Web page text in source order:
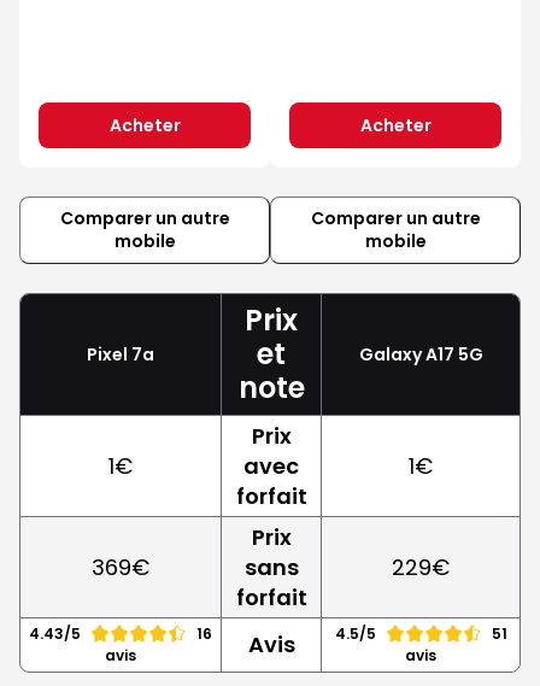
Acheter Acheter
Comparer un autre
mobile
Comparer un autre
mobile
Pixel 7a
Prix
et
note
Galaxy A17 5G
1€
Prix
avec
forfait
1€
369€
Prix
sans
forfait
229€
4.43/5
16
avis
Avis 4.5/5
51
avis